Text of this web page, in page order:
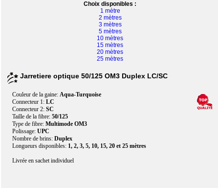
Choix disponibles :
1 mètre
2 mètres
3 mètres
5 mètres
10 mètres
15 mètres
20 mètres
25 mètres
Jarretiere optique 50/125 OM3 Duplex LC/SC
Couleur de la gaine:Aqua-Turquoise
Connecteur 1:LC
Connecteur 2:SC
Taille de la fibre:50/125
Type de fibre:Multimode OM3
Polissage:UPC
Nombre de brins:Duplex
Longueurs disponibles: 1, 2, 3, 5, 10, 15, 20 et 25 mètres
Livrée en sachet individuel